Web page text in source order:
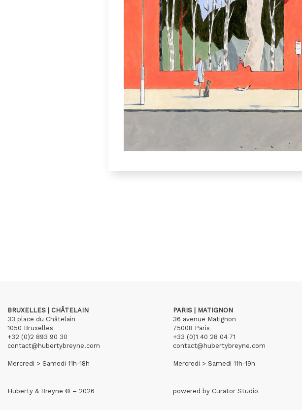
BRUXELLES | CHÂTELAIN
33 place du Châtelain
1050 Bruxelles
+32 (0)2 893 90 30
contact@hubertybreyne.com
Mercredi > Samedi 11h-18h
PARIS | MATIGNON
36 avenue Matignon
75008 Paris
+33 (0)1 40 28 04 71
contact@hubertybreyne.com
Mercredi > Samedi 11h-19h
Huberty & Breyne © – 2026 powered by Curator Studio